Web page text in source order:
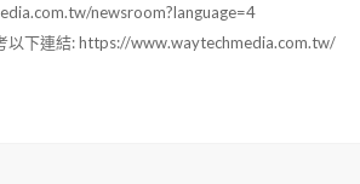
newsroom?language=4
以下連結: https://www.waytechmedia.com.tw/